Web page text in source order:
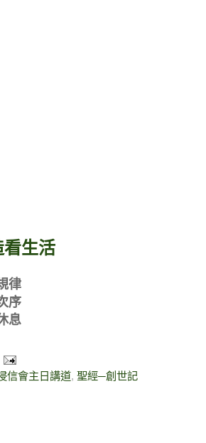
生活
律
序
息
信會主日講道, 聖經─創世記